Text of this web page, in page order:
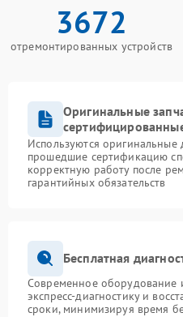
3672
отремонтированных устройств
Оригинальные
Используются оригинальные
прошедшие сертификацию
корректную работу после
гарантийных обязательств
Бесплатная
Современное оборудование
экспресс-диагностику и
сроки, минимизируя время